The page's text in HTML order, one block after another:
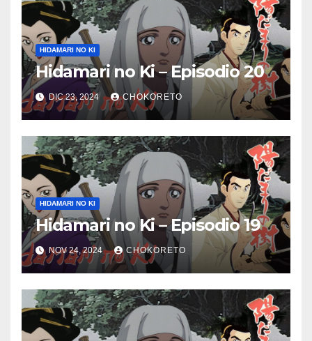
HIDAMARI NO KI
Hidamari no Ki – Episodio 20
DIC 23, 2024 CHOKORETO
HIDAMARI NO KI
Hidamari no Ki – Episodio 19
NOV 24, 2024 CHOKORETO